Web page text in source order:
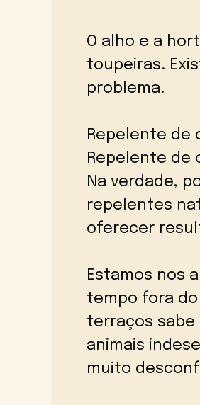
O alho e a
toupeiras.
problema.
Repelente de
Repelente de
Na verdade,
repelentes
oferecer
Estamos nos
tempo fora do
terraços sabe
animais
muito